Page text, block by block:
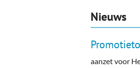
Nieuws
Nieuws
aanzet voor